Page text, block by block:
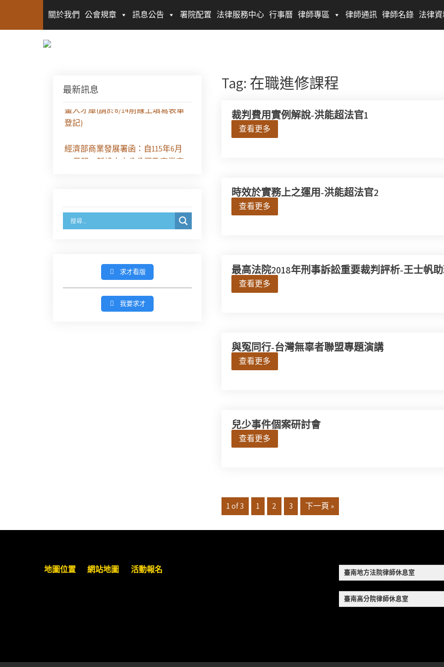
關於我們 公會規章 訊息公告 署院配置 法律服務中心 行事曆 律師專區 律師通訊 律師名錄 法律
Tag: 在職進修課程
裁判費用實例解說-洪能超法官1
查看更多
時效於實務上之運用-洪能超法官2
查看更多
最高法院2018年刑事訴訟重要裁判評析-王士帆
查看更多
與冤同行-台灣無辜者聯盟專題演講
查看更多
兒少事件個案研討會
查看更多
1 of 3 1 2 3 下一頁 »
最新訊息
徵求參與115年教師法律諮詢補助計
畫人才庫(請於8/14前線上填寫表單
登記)
經濟部商業發展署函：自115年6月
26日起，新設立之分公司及商業應
辯護人公開甄選簡章及報名表件
【採通訊報名,115年9月11日止(以郵
徵詢有意願擔任臺南市115年度國民
中小學法治教育入校扎根計畫講師
之會員(8/14前線上表單登記)
新竹律師公會8/21(五)舉辦「AI職場
徵詢有意願擔任程序監理人之會員
求才看版
我要求才
地圖位置 網站地圖 活動報名 臺南地方法院律師休息室
臺南高分院律師休息室